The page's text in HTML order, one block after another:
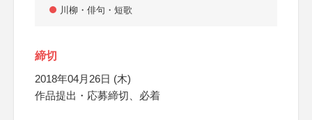
川柳・俳句・短歌
締切
2018年04月26日 (木)
作品提出・応募締切、必着